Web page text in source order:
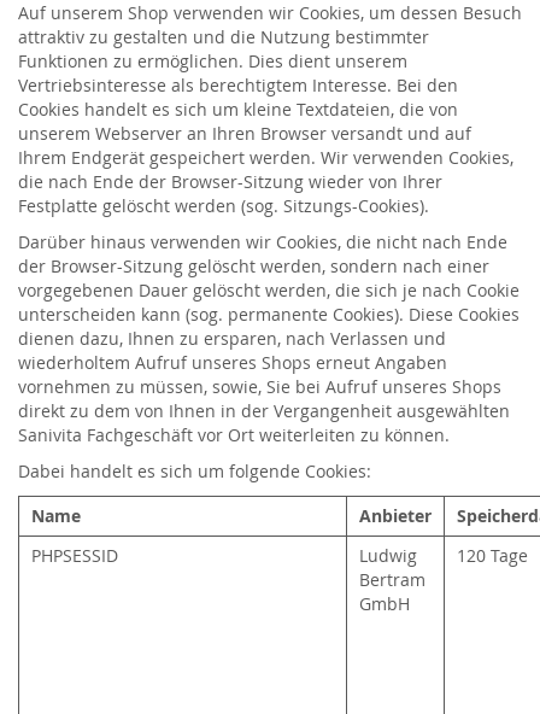
Auf unserem Shop verwenden wir Cookies, um dessen Besuch
attraktiv zu gestalten und die Nutzung bestimmter
Funktionen zu ermöglichen. Dies dient unserem
Vertriebsinteresse als berechtigtem Interesse. Bei den
Cookies handelt es sich um kleine Textdateien, die von
unserem Webserver an Ihren Browser versandt und auf
Ihrem Endgerät gespeichert werden. Wir verwenden Cookies,
die nach Ende der Browser-Sitzung wieder von Ihrer
Festplatte gelöscht werden (sog. Sitzungs-Cookies).
Darüber hinaus verwenden wir Cookies, die nicht nach Ende
der Browser-Sitzung gelöscht werden, sondern nach einer
vorgegebenen Dauer gelöscht werden, die sich je nach Cookie
unterscheiden kann (sog. permanente Cookies). Diese Cookies
dienen dazu, Ihnen zu ersparen, nach Verlassen und
wiederholtem Aufruf unseres Shops erneut Angaben
vornehmen zu müssen, sowie, Sie bei Aufruf unseres Shops
direkt zu dem von Ihnen in der Vergangenheit ausgewählten
Sanivita Fachgeschäft vor Ort weiterleiten zu können.
Dabei handelt es sich um folgende Cookies:
Name
Anbieter
PHPSESSID
Ludwig
Bertram
GmbH
120 Tage